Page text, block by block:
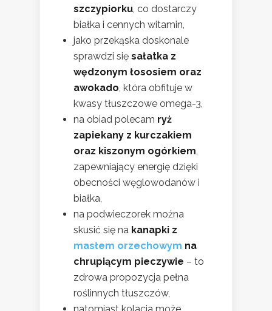
szczypiorku, co dostarczy
białka i cennych witamin,
jako przekąska doskonale
sprawdzi się sałatka z
wędzonym łososiem oraz
awokado, która obfituje w
kwasy tłuszczowe omega-3,
na obiad polecam ryż
zapiekany z kurczakiem
oraz kiszonym ogórkiem,
zapewniający energię dzięki
obecności węglowodanów i
białka,
na podwieczorek można
skusić się na kanapki z
masłem orzechowym na
chrupiącym pieczywie – to
zdrowa propozycja pełna
roślinnych tłuszczów,